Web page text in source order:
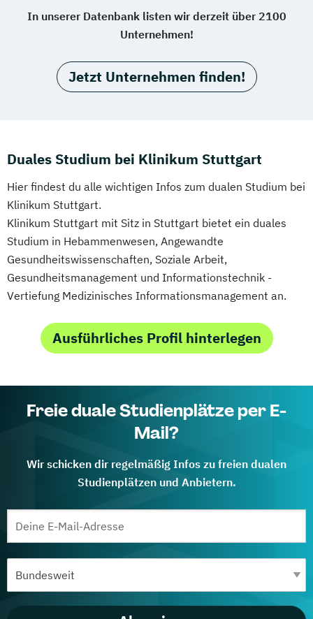
In unserer Datenbank listen wir derzeit über 2100
Unternehmen!
Jetzt Unternehmen finden!
Duales Studium bei Klinikum Stuttgart
Hier findest du alle wichtigen Infos zum dualen Studium bei
Klinikum Stuttgart.
Klinikum Stuttgart mit Sitz in Stuttgart bietet ein duales
Studium in Hebammenwesen, Angewandte
Gesundheitswissenschaften, Soziale Arbeit,
Gesundheitsmanagement und Informationstechnik -
Vertiefung Medizinisches Informationsmanagement an.
Ausführliches Profil hinterlegen
Freie duale Studienplätze per E-
Mail?
Wir schicken dir regelmäßig Infos zu freien dualen
Studienplätzen und Anbietern.